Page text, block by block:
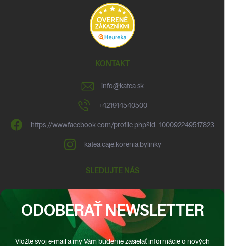
KONTAKT
info@katea.sk
+421914540500
https://www.facebook.com/profile.php?id=100092249517823
katea.caje.korenia.bylinky
SLEDUJTE NÁS
ODOBERAŤ NEWSLETTER
Vložte svoj e-mail a my Vám budeme zasielať informácie o nových